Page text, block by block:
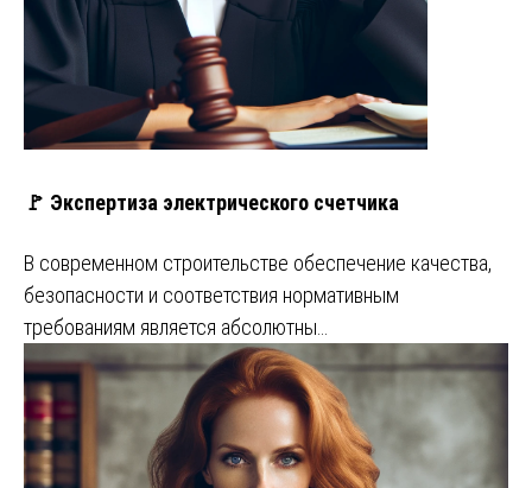
🚩 Экспертиза электрического счетчика
В современном строительстве обеспечение качества,
безопасности и соответствия нормативным
требованиям является абсолютны…